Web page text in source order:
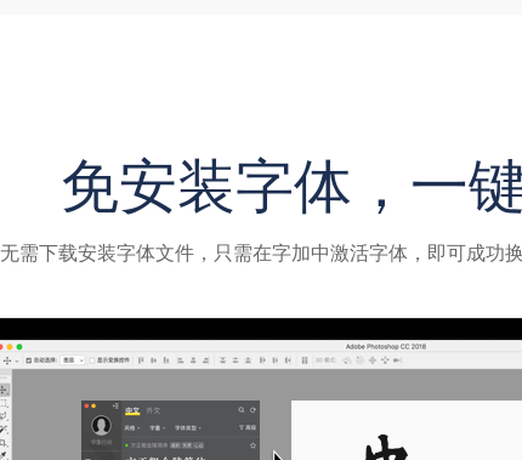
免安装字体，一
无需下载安装字体文件，只需在字加中激活字体，即可成功